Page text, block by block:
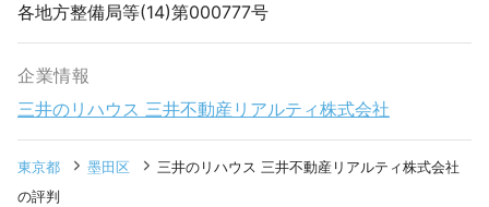
各地方整備局等(14)第000777号
企業情報
三井のリハウス 三井不動産リアルティ株式会社
東京都 墨田区
三井のリハウス 三井不動産リアルティ株式会社
の評判